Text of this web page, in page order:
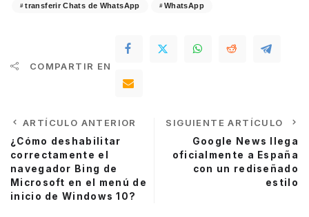
transferir Chats de WhatsApp WhatsApp
COMPARTIR EN
ARTÍCULO ANTERIOR
¿Cómo deshabilitar
correctamente el
navegador Bing de
Microsoft en el menú de
inicio de Windows 10?
SIGUIENTE ARTÍCULO
Google News llega
oficialmente a España
con un rediseñado
estilo